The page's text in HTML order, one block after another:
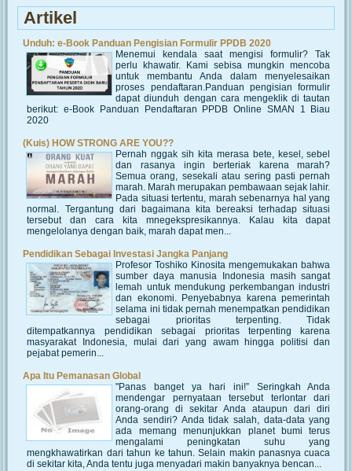
Artikel
Unduh: e-Book Panduan Pengisian Formulir PPDB 2020
Menemui kendala saat mengisi formulir? Tak
perlu khawatir. Kami sebisa mungkin mencoba
untuk membantu Anda dalam menyelesaikan
proses pendaftaran.Panduan pengisian formulir
dapat diunduh dengan cara mengeklik di tautan
berikut: e-Book Panduan Pendaftaran PPDB Online SMAN 1 Biau
2020
(Kuis) HOW STRONG ARE YOU??
Pernah nggak sih kita merasa bete, kesel, sebel
dan rasanya ingin berteriak karena marah?
Semua orang, sesekali atau sering pasti pernah
marah. Marah merupakan pembawaan sejak lahir.
Pada situasi tertentu, marah sebenarnya hal yang
normal. Tergantung dari bagaimana kita bereaksi terhadap situasi
tersebut dan cara kita mnegekspresikannya. Kalau kita dapat
mengelolanya dengan baik, marah dapat men...
Pendidikan Sebagai Investasi Jangka Panjang
Profesor Toshiko Kinosita mengemukakan bahwa
sumber daya manusia Indonesia masih sangat
lemah untuk mendukung perkembangan industri
dan ekonomi. Penyebabnya karena pemerintah
selama ini tidak pernah menempatkan pendidikan
sebagai prioritas terpenting. Tidak
ditempatkannya pendidikan sebagai prioritas terpenting karena
masyarakat Indonesia, mulai dari yang awam hingga politisi dan
pejabat pemerin...
Apa Itu Pemanasan Global
"Panas banget ya hari ini!” Seringkah Anda
mendengar pernyataan tersebut terlontar dari
orang-orang di sekitar Anda ataupun dari diri
Anda sendiri? Anda tidak salah, data-data yang
ada memang menunjukkan planet bumi terus
mengalami peningkatan suhu yang
mengkhawatirkan dari tahun ke tahun. Selain makin panasnya cuaca
di sekitar kita, Anda tentu juga menyadari makin banyaknya bencan...